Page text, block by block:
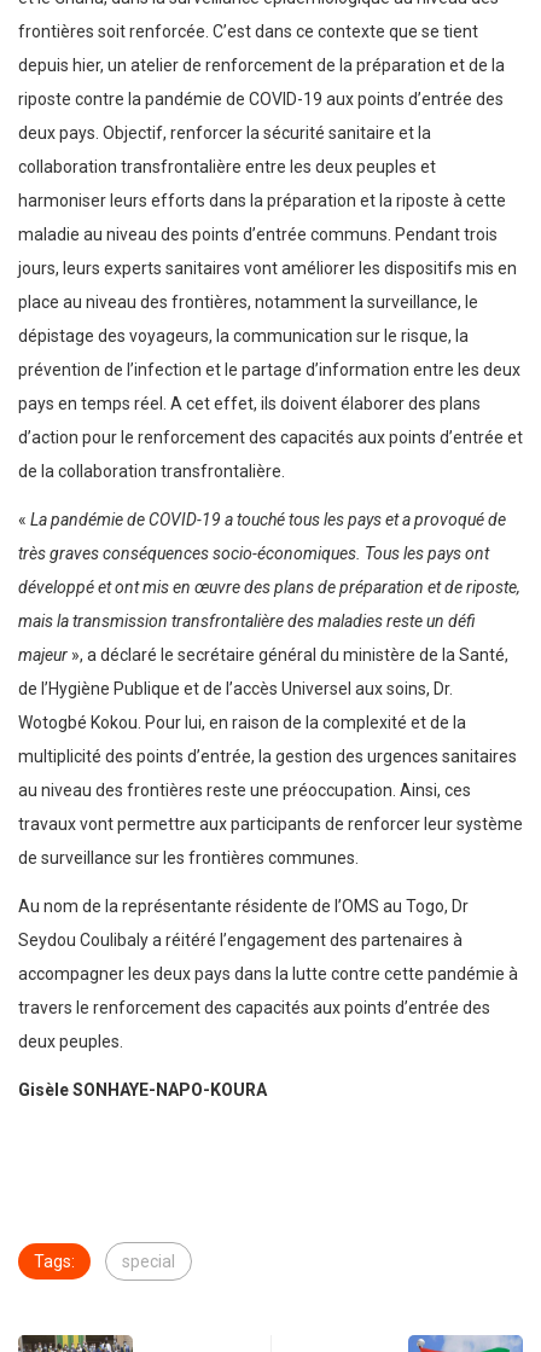
frontières soit renforcée. C’est dans ce contexte que se tient
depuis hier, un atelier de renforcement de la préparation et de la
riposte contre la pandémie de COVID-19 aux points d’entrée des
deux pays. Objectif, renforcer la sécurité sanitaire et la
collaboration transfrontalière entre les deux peuples et
harmoniser leurs efforts dans la préparation et la riposte à cette
maladie au niveau des points d’entrée communs. Pendant trois
jours, leurs experts sanitaires vont améliorer les dispositifs mis en
place au niveau des frontières, notamment la surveillance, le
dépistage des voyageurs, la communication sur le risque, la
prévention de l’infection et le partage d’information entre les deux
pays en temps réel. A cet effet, ils doivent élaborer des plans
d’action pour le renforcement des capacités aux points d’entrée et
de la collaboration transfrontalière.
« La pandémie de COVID-19 a touché tous les pays et a provoqué de
très graves conséquences socio-économiques. Tous les pays ont
développé et ont mis en œuvre des plans de préparation et de riposte,
mais la transmission transfrontalière des maladies reste un défi
majeur », a déclaré le secrétaire général du ministère de la Santé,
de l’Hygiène Publique et de l’accès Universel aux soins, Dr.
Wotogbé Kokou. Pour lui, en raison de la complexité et de la
multiplicité des points d’entrée, la gestion des urgences sanitaires
au niveau des frontières reste une préoccupation. Ainsi, ces
travaux vont permettre aux participants de renforcer leur système
de surveillance sur les frontières communes.
Au nom de la représentante résidente de l’OMS au Togo, Dr
Seydou Coulibaly a réitéré l’engagement des partenaires à
accompagner les deux pays dans la lutte contre cette pandémie à
travers le renforcement des capacités aux points d’entrée des
deux peuples.
Gisèle SONHAYE-NAPO-KOURA
Tags: special